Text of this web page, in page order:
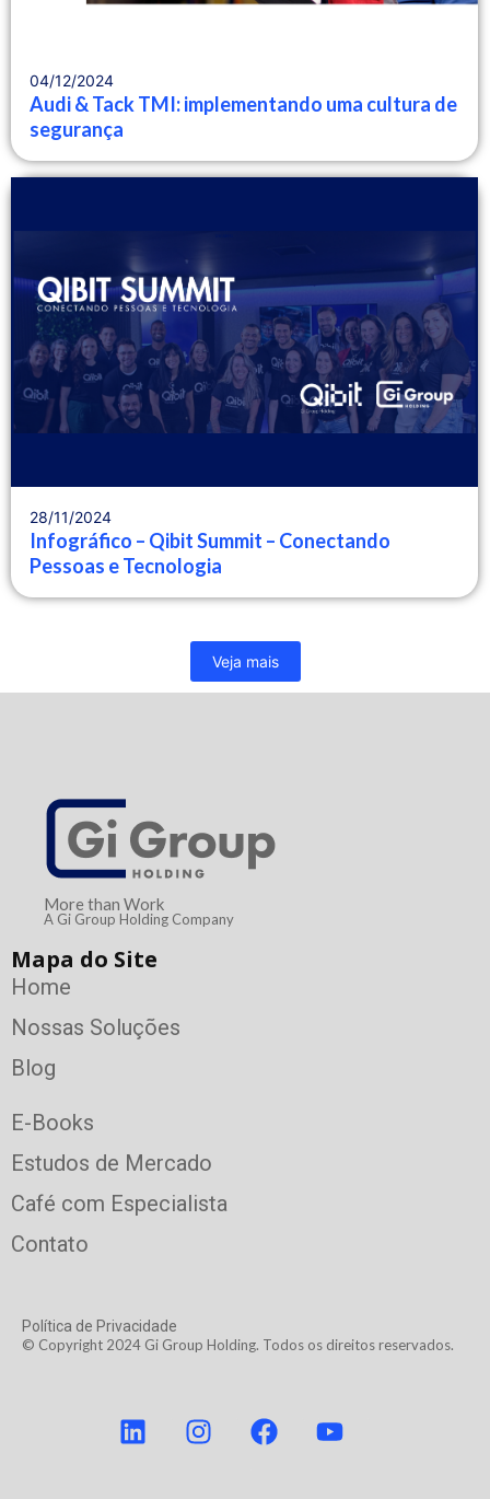
04/12/2024
Audi & Tack TMI: implementando uma cultura de
segurança
28/11/2024
Infográfico – Qibit Summit – Conectando
Pessoas e Tecnologia
Veja mais
More than Work
A Gi Group Holding Company
Mapa do Site
Home
Nossas Soluções
Blog
E-Books
Estudos de Mercado
Café com Especialista
Contato
Política de Privacidade
© Copyright 2024 Gi Group Holding. Todos os direitos reservados.